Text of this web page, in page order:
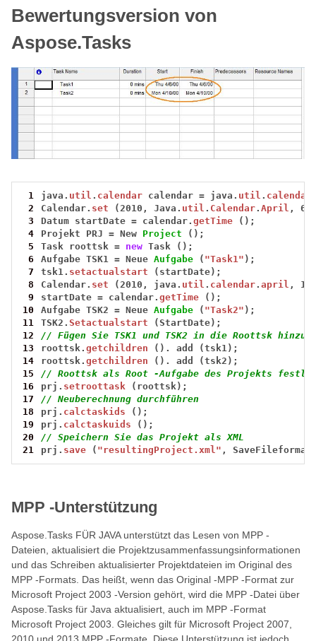
Bewertungsversion von
Aspose.Tasks
1 java. util . calendar calendar = java. util . calendar
2
Calendar. set (2010, Java. util . Calendar.April ,
6,
3
Datum startDate = calendar.getTime
();
4
Projekt PRJ = New Project
();
5
Task roottsk = new Task
();
6
Aufgabe TSK1 = Neue Aufgabe ( "Task1" );
7
tsk1. setactualstart
(startDate);
8
Calendar. set (2010, java. util . calendar.april ,
9
startDate = calendar.getTime
();
10
Aufgabe TSK2 = Neue Aufgabe ( "Task2" );
11
TSK2.Setactualstart
(StartDate);
12
// Fügen Sie TSK1 und TSK2 in die Roottsk hinzu
13
roottsk.getchildren (). add
(tsk1);
14
roottsk.getchildren (). add
(tsk2);
15
// Roottsk als Root -Aufgabe des Projekts
16
prj. setroottask
(roottsk);
17
// Neuberechnung durchführen
18
prj. calctaskids
();
19
prj. calctaskuids
();
20
// Speichern Sie das Projekt als XML
21
prj. save ( "resultingProject.xml" ,
MPP -Unterstützung
Aspose.Tasks FÜR JAVA unterstützt das Lesen von MPP -
Dateien, aktualisiert die Projektzusammenfassungsinformationen
und das Schreiben aktualisierter Projektdateien im Original des
MPP -Formats. Das heißt, wenn das Original -MPP -Format zur
Microsoft Project 2003 -Version gehört, wird die MPP -Datei über
Aspose.Tasks für Java aktualisiert, auch im MPP -Format
Microsoft Project 2003. Gleiches gilt für Microsoft Project 2007,